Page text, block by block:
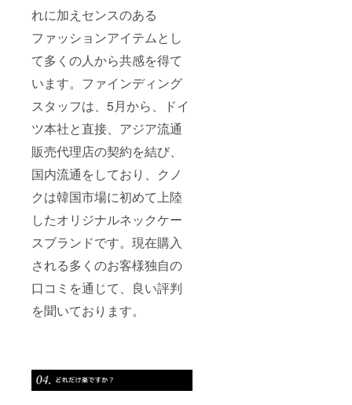
れに加えセンスのある
ファッションアイテムとし
て多くの人から共感を得て
います。ファインディング
スタッフは、5月から、ドイ
ツ本社と直接、アジア流通
販売代理店の契約を結び、
国内流通をしており、クノ
クは韓国市場に初めて上陸
したオリジナルネックケー
スブランドです。現在購入
される多くのお客様独自の
口コミを通じて、良い評判
を聞いております。